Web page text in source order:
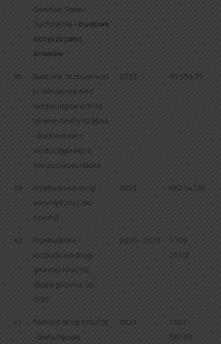
Gawłów, Rekle i
Suchowola - budowa
oczyszczalni
ścieków
38
Budowa, rozbudowa i
przebudowa sieci
wodociagowych na
terenie Gminy Rząśnia
- budowa sieci
wodociągowej w
miejscowości Biała
2023 95 659,39
39
Przebudowa drogi
wewnętrznej (do
szkoły)
2023 882 047,91
40
Przebudowa i
rozbudowa drogi
gminnej 109215E
(Biała główna, do
OSP)
2020 - 2023
3 709
237,12
41
Remont drogi 109212E
- Biała Pęciaki
2023
1 687
587,03